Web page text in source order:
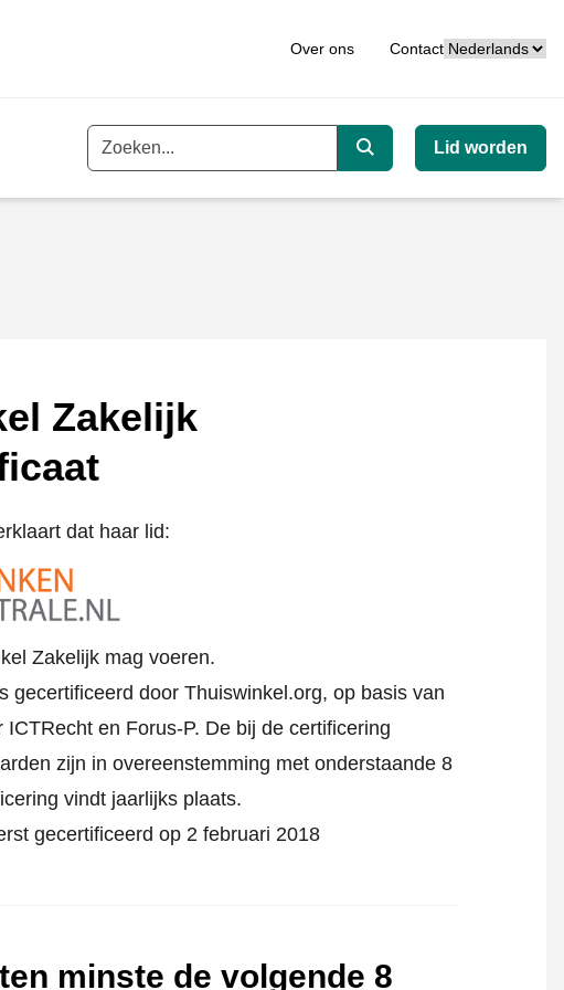
Over ons ContactTaal
Trefwoord
Zoeken
Lid worden
Zakelijk
dat haar lid:
Zakelijk mag voeren.
gecertificeerd door Thuiswinkel.org, op basis van
en Forus-P. De bij de certificering
zijn in overeenstemming met onderstaande 8
vindt jaarlijks plaats.
gecertificeerd op 2 februari 2018
minste de volgende 8